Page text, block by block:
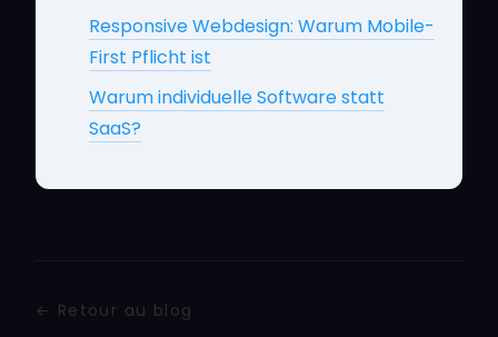
Responsive Webdesign: Warum Mobile-
First Pflicht ist
Warum individuelle Software statt
SaaS?
← Retour au blog